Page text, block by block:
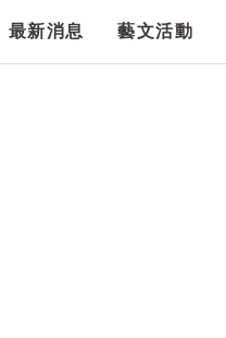
最新消息 藝文活動